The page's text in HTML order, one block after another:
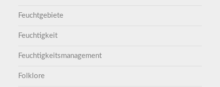
Feuchtgebiete
Feuchtigkeit
Feuchtigkeitsmanagement
Folklore